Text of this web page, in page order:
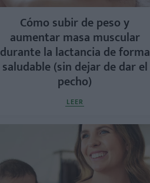
Cómo subir de peso y
aumentar masa muscular
durante la lactancia de forma
saludable (sin dejar de dar el
pecho)
LEER